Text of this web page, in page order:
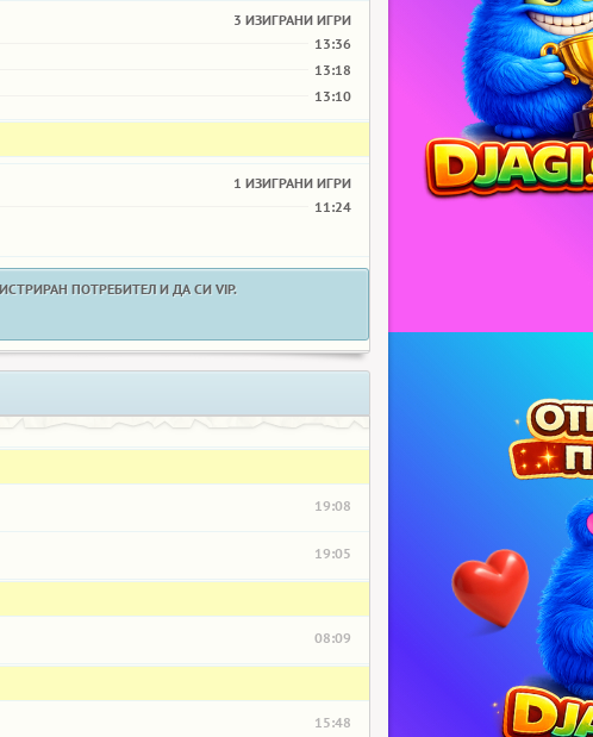
3 ИЗИГРАНИ ИГРИ
13:36
13:18
13:10
1 ИЗИГРАНИ ИГРИ
11:24
ПОТРЕБИТЕЛ И ДА СИ VIP.
19:08
19:05
08:09
15:48